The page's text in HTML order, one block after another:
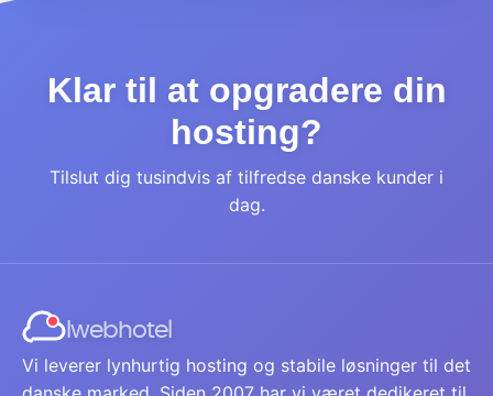
Klar til at opgradere din
hosting?
Tilslut dig tusindvis af tilfredse danske kunder i
dag.
Iwebhotel
Vi leverer lynhurtig hosting og stabile løsninger til det